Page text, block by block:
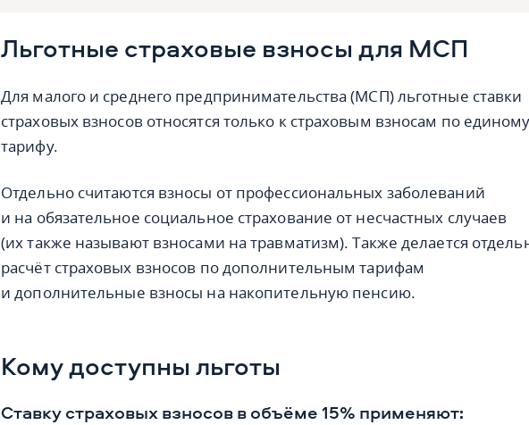
Льготные страховые взносы для МСП
Для малого и среднего предпринимательства (МСП) льготные ставки
страховых взносов относятся только к страховым взносам по
тарифу.
Отдельно считаются взносы от профессиональных заболеваний
и на обязательное социальное страхование от несчастных случаев
(их также называют взносами на травматизм). Также делается
расчёт страховых взносов по дополнительным тарифам
и дополнительные взносы на накопительную пенсию.
Кому доступны льготы
Ставку страховых взносов в объёме 15% применяют: